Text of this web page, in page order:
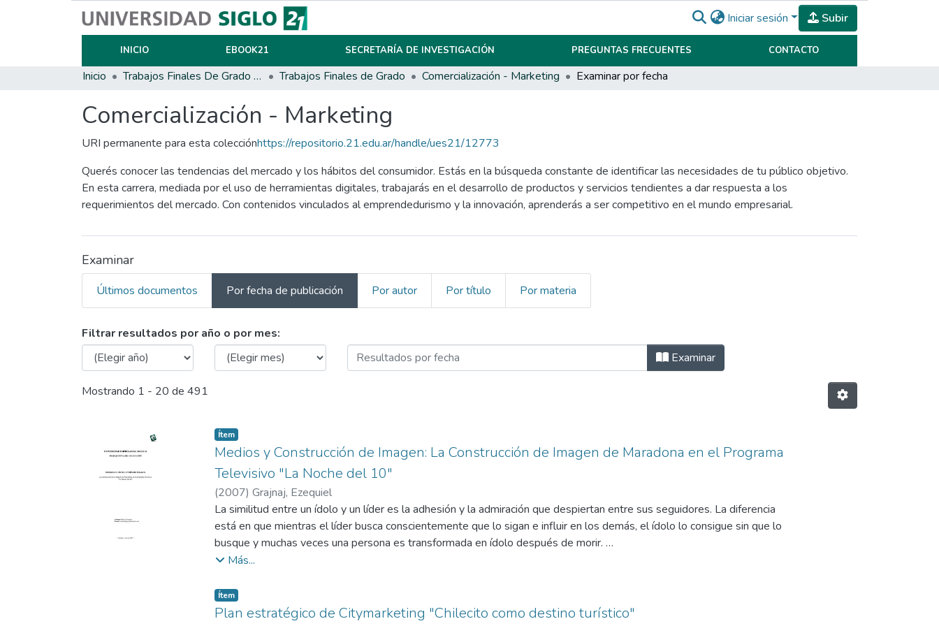
Iniciar sesión Subir
INICIO EBOOK21 SECRETARÍA DE INVESTIGACIÓN PREGUNTAS FRECUENTES CONTACTO
Inicio Trabajos Finales De Grado Y Posgrado Trabajos Finales de Grado Comercialización - Marketing Examinar por fecha
Comercialización - Marketing
URI permanente para esta colecciónhttps://repositorio.21.edu.ar/handle/ues21/12773
Querés conocer las tendencias del mercado y los hábitos del consumidor. Estás en la búsqueda constante de identificar las necesidades de tu público objetivo.
En esta carrera, mediada por el uso de herramientas digitales, trabajarás en el desarrollo de productos y servicios tendientes a dar respuesta a los
requerimientos del mercado. Con contenidos vinculados al emprendedurismo y la innovación, aprenderás a ser competitivo en el mundo empresarial.
Examinar
Últimos documentos Por fecha de publicación Por autor Por título Por materia
Examinando Comercialización - Marketing por Fecha de publicación
Filtrar resultados por año o por mes:
Examinar
Mostrando 1 - 20 de 491
Item type:
Ítem,
Medios y Construcción de Imagen: La Construcción de Imagen de Maradona en el Programa
Televisivo "La Noche del 10"
(2007) Grajnaj, Ezequiel
La similitud entre un ídolo y un líder es la adhesión y la admiración que despiertan entre sus seguidores. La diferencia
está en que mientras el líder busca conscientemente que lo sigan e influir en los demás, el ídolo lo consigue sin que lo
busque y muchas veces una persona es transformada en ídolo después de morir.
Todos tenemos un ídolo o por lo menos creemos tenerlo. Desde el aspecto psicológico se dice que se debe a la
Hoy, los ídolos surgen no sólo de sus talentos sino que también pueden disponer de la imagen que los medios de
comunicación exponen de ellos. Esto se debe a que éstos últimos poseen las herramientas necesarias para construir
Más...
Item type:
Ítem,
Plan estratégico de Citymarketing "Chilecito como destino turístico"